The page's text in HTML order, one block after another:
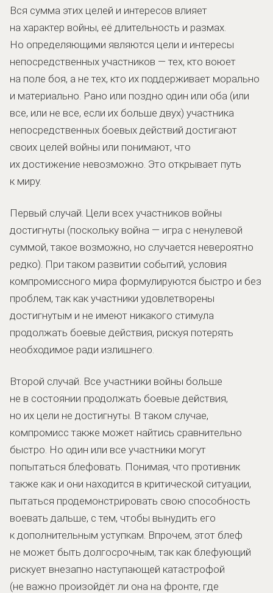
Вся сумма этих целей и интересов влияет
на характер войны, её длительность и размах.
Но определяющими являются цели и интересы
непосредственных участников — тех, кто воюет
на поле боя, а не тех, кто их поддерживает морально
и материально. Рано или поздно один или оба (или
все, или не все, если их больше двух) участника
непосредственных боевых действий достигают
своих целей войны или понимают, что
их достижение невозможно. Это открывает путь
к миру.
Первый случай. Цели всех участников войны
достигнуты (поскольку война — игра с ненулевой
суммой, такое возможно, но случается невероятно
редко). При таком развитии событий, условия
компромиссного мира формулируются быстро и без
проблем, так как участники удовлетворены
достигнутым и не имеют никакого стимула
продолжать боевые действия, рискуя потерять
необходимое ради излишнего.
Второй случай. Все участники войны больше
не в состоянии продолжать боевые действия,
но их цели не достигнуты. В таком случае,
компромисс также может найтись сравнительно
быстро. Но один или все участники могут
попытаться блефовать. Понимая, что противник
также как и они находится в критической ситуации,
пытаться продемонстрировать свою способность
воевать дальше, с тем, чтобы вынудить его
к дополнительным уступкам. Впрочем, этот блеф
не может быть долгосрочным, так как блефующий
рискует внезапно наступающей катастрофой
(не важно произойдёт ли она на фронте, где